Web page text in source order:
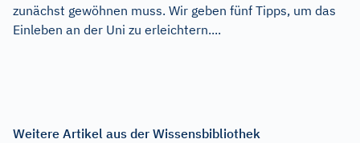
zunächst gewöhnen muss. Wir geben fünf Tipps, um das
Einleben an der Uni zu erleichtern....
Weitere Artikel aus der Wissensbibliothek